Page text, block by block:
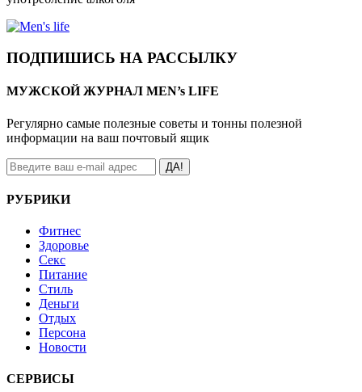
ПОДПИШИСЬ НА РАССЫЛКУ
МУЖСКОЙ ЖУРНАЛ MEN’s LIFE
Регулярно самые полезные советы и тонны полезной
информации на ваш почтовый ящик
ДА!
РУБРИКИ
Фитнес
Здоровье
Секс
Питание
Стиль
Деньги
Отдых
Персона
Новости
СЕРВИСЫ